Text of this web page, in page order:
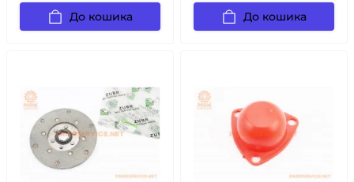
До кошика До кошика